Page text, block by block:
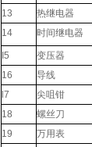
13
热继电器
14
时间继电器
I5 变压器
16
导线
l7
尖咀钳
18
螺丝刀
19
万用表